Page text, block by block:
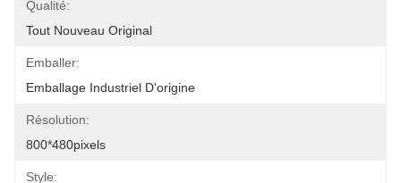
Qualité:
Tout Nouveau Original
Emballer:
Emballage Industriel D'origine
Résolution:
800*480pixels
Style: